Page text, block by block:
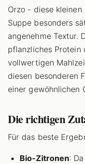
Orzo - diese
Suppe besonders
angenehme Textur.
pflanzliches Protein
vollwertigen
diesen besonderen
einer gewöhnlichen
Die richtigen
Für das beste
Bio-Zitronen: